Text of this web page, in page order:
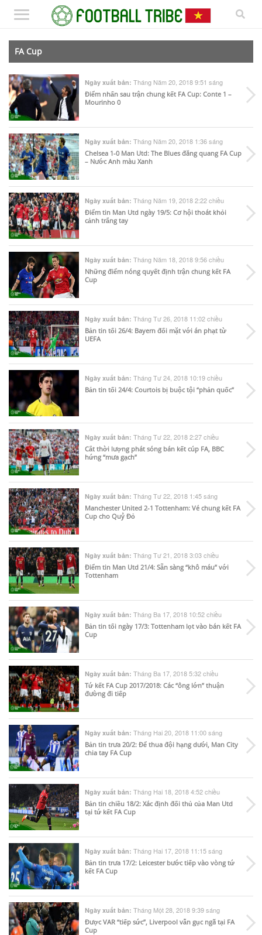
FA Cup
Ngày xuất bản: Tháng Năm 20, 2018 9:51 sáng
Điểm nhấn sau trận chung kết FA Cup: Conte 1 –
Mourinho 0
Ngày xuất bản: Tháng Năm 20, 2018 1:36 sáng
Chelsea 1-0 Man Utd: The Blues đăng quang FA Cup
– Nước Anh màu Xanh
Ngày xuất bản: Tháng Năm 19, 2018 2:22 chiều
Điểm tin Man Utd ngày 19/5: Cơ hội thoát khỏi
cảnh trắng tay
Ngày xuất bản: Tháng Năm 18, 2018 9:56 chiều
Những điểm nóng quyết định trận chung kết FA
Cup
Ngày xuất bản: Tháng Tư 26, 2018 11:02 chiều
Bản tin tối 26/4: Bayern đối mặt với án phạt từ
UEFA
Ngày xuất bản: Tháng Tư 24, 2018 10:19 chiều
Bản tin tối 24/4: Courtois bị buộc tội “phản quốc”
Ngày xuất bản: Tháng Tư 22, 2018 2:27 chiều
Cắt thời lượng phát sóng bán kết cúp FA, BBC
hứng “mưa gạch”
Ngày xuất bản: Tháng Tư 22, 2018 1:45 sáng
Manchester United 2-1 Tottenham: Vé chung kết FA
Cup cho Quỷ Đỏ
Ngày xuất bản: Tháng Tư 21, 2018 3:03 chiều
Điểm tin Man Utd 21/4: Sẵn sàng “khô máu” với
Tottenham
Ngày xuất bản: Tháng Ba 17, 2018 10:52 chiều
Bản tin tối ngày 17/3: Tottenham lọt vào bán kết FA
Cup
Ngày xuất bản: Tháng Ba 17, 2018 5:32 chiều
Tứ kết FA Cup 2017/2018: Các “ông lớn” thuận
đường đi tiếp
Ngày xuất bản: Tháng Hai 20, 2018 11:00 sáng
Bản tin trưa 20/2: Để thua đội hạng dưới, Man City
chia tay FA Cup
Ngày xuất bản: Tháng Hai 18, 2018 4:52 chiều
Bản tin chiều 18/2: Xác định đối thủ của Man Utd
tại tứ kết FA Cup
Ngày xuất bản: Tháng Hai 17, 2018 11:15 sáng
Bản tin trưa 17/2: Leicester bước tiếp vào vòng tứ
kết FA Cup
Ngày xuất bản: Tháng Một 28, 2018 9:39 sáng
Được VAR “tiếp sức”, Liverpool vẫn gục ngã tại FA
Cup